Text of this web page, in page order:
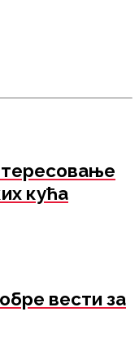
кућа
вести за